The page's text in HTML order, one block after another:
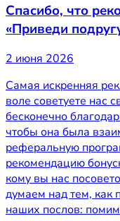
Спасибо, что
«Приведи
2 июня 2026
Самая искренняя
воле советуете нас
бесконечно
чтобы она была
реферальную
рекомендацию
кому вы нас
думаем над тем, как
наших послов: